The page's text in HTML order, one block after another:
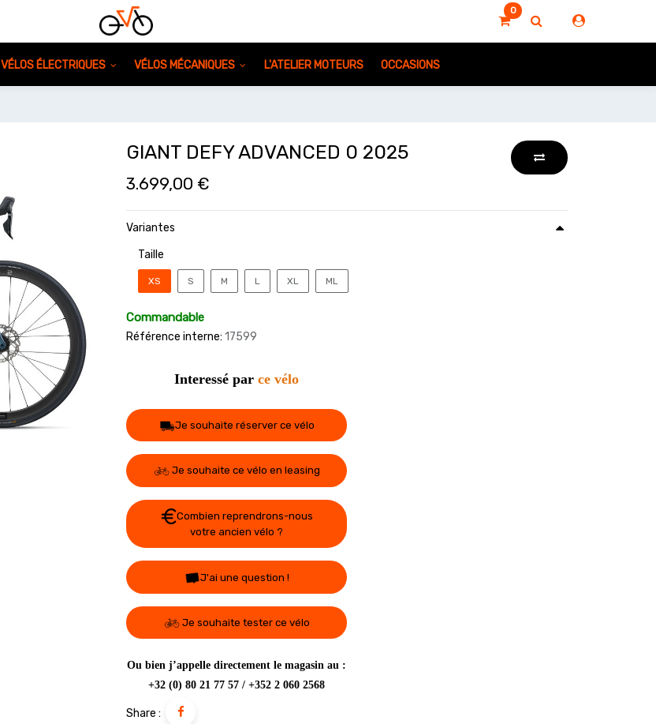
0
VÉLOS ÉLECTRIQUES VÉLOS MÉCANIQUES L'ATELIER MOTEURS OCCASIONS
GIANT DEFY ADVANCED 0 2025
3.699,00 €
Variantes
Taille
XS S M L XL ML
Commandable
Référence interne: 17599
Interessé par ce vélo
Je souhaite réserver ce vélo
Je souhaite ce vélo en leasing
Combien reprendrons-nous
votre ancien vélo ?
J'ai une question !
Je souhaite tester ce vélo
Ou bien j’appelle directement le magasin au :
+32 (0) 80 21 77 57 / +352 2 060 2568
Share :